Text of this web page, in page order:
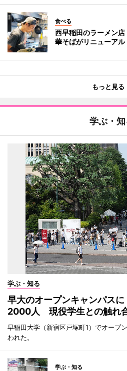
食べる
西早稲田のラーメン
華そばがリニューアル
もっと見る
学ぶ・知
学ぶ・知る
早大のオープンキャンパス
2000人 現役学生との触れ
早稲田大学（新宿区戸塚町1）でオープ
われた。
学ぶ・知る